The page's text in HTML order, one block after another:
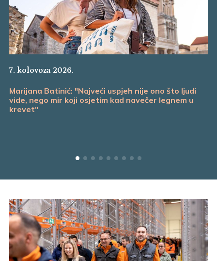
7. kolovoza 2026.
Marijana Batinić: "Najveći uspjeh nije ono što ljudi
vide, nego mir koji osjetim kad navečer legnem u
krevet"